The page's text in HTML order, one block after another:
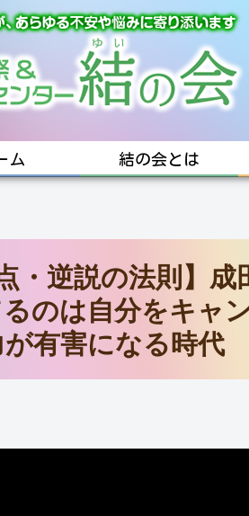
ム 結の会とは
・逆説の法則】
るのは自分をキャ
が有害になる時代